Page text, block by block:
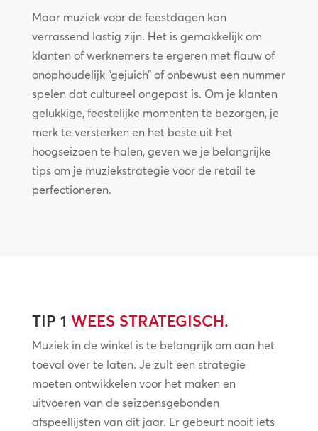
Maar muziek voor de feestdagen kan
verrassend lastig zijn. Het is gemakkelijk om
klanten of werknemers te ergeren met flauw of
onophoudelijk “gejuich” of onbewust een nummer
spelen dat cultureel ongepast is. Om je klanten
gelukkige, feestelijke momenten te bezorgen, je
merk te versterken en het beste uit het
hoogseizoen te halen, geven we je belangrijke
tips om je muziekstrategie voor de retail te
perfectioneren.
TIP 1 WEES STRATEGISCH.
Muziek in de winkel is te belangrijk om aan het
toeval over te laten. Je zult een strategie
moeten ontwikkelen voor het maken en
uitvoeren van de seizoensgebonden
afspeellijsten van dit jaar. Er gebeurt nooit iets